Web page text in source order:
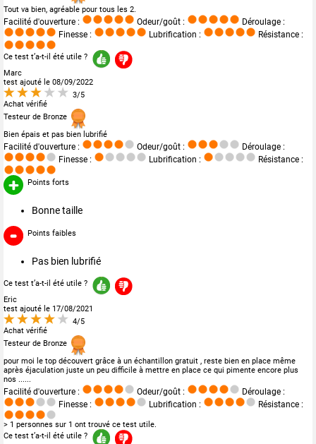
Tout va bien, agréable pour tous les 2.
Facilité d'ouverture : Odeur/goût :
Déroulage :
Finesse :
Lubrification : Résistance :
Ce test t’a-t-il été utile ?
Marc
test ajouté le 08/09/2022
3/5
Achat vérifié
Testeur de Bronze
Bien épais et pas bien lubrifié
Facilité d'ouverture : Odeur/goût :
Déroulage :
Finesse :
Lubrification : Résistance :
Points forts
Bonne taille
Points faibles
Pas bien lubrifié
Ce test t’a-t-il été utile ?
Eric
test ajouté le 17/08/2021
4/5
Achat vérifié
Testeur de Bronze
pour moi le top découvert grâce à un échantillon gratuit , reste bien en place même
après éjaculation juste un peu difficile à mettre en place ce qui pimente encore plus
nos ......
Facilité d'ouverture : Odeur/goût :
Déroulage :
Finesse :
Lubrification : Résistance :
> 1 personnes sur 1 ont trouvé ce test utile.
Ce test t’a-t-il été utile ?